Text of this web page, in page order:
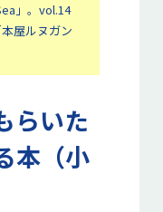
」。vol.14
屋ルヌガン
らいた
本（小